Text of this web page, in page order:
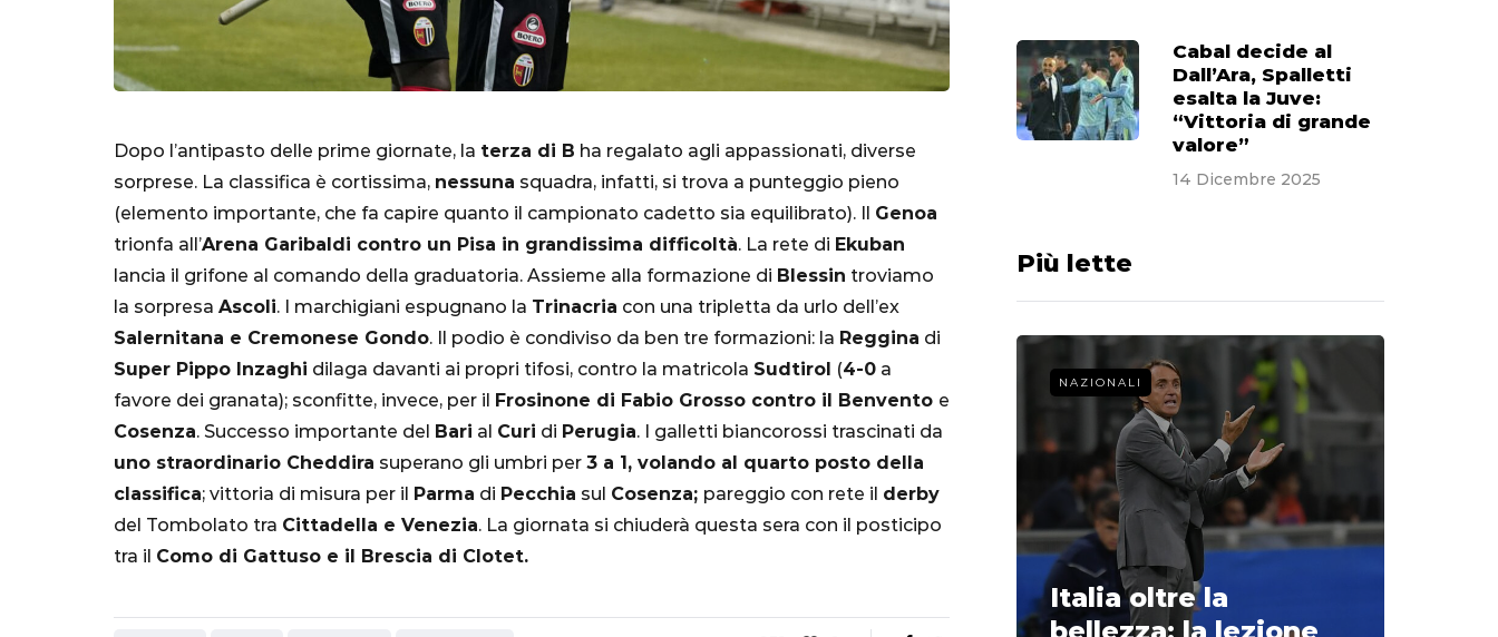
Dopo l’antipasto delle prime giornate, la terza di B ha regalato agli appassionati, diverse
sorprese. La classifica è cortissima, nessuna squadra, infatti, si trova a punteggio pieno
(elemento importante, che fa capire quanto il campionato cadetto sia equilibrato). Il Genoa
trionfa all’Arena Garibaldi contro un Pisa in grandissima difficoltà. La rete di Ekuban
lancia il grifone al comando della graduatoria. Assieme alla formazione di Blessin troviamo
la sorpresa Ascoli. I marchigiani espugnano la Trinacria con una tripletta da urlo dell’ex
Salernitana e Cremonese Gondo. Il podio è condiviso da ben tre formazioni: la Reggina di
Super Pippo Inzaghi dilaga davanti ai propri tifosi, contro la matricola Sudtirol (4-0 a
favore dei granata); sconfitte, invece, per il Frosinone di Fabio Grosso contro il Benvento e
Cosenza. Successo importante del Bari al Curi di Perugia. I galletti biancorossi trascinati da
uno straordinario Cheddira superano gli umbri per 3 a 1, volando al quarto posto della
classifica; vittoria di misura per il Parma di Pecchia sul Cosenza; pareggio con rete il derby
del Tombolato tra Cittadella e Venezia. La giornata si chiuderà questa sera con il posticipo
tra il Como di Gattuso e il Brescia di Clotet.
Cabal decide al
Dall’Ara, Spalletti
esalta la Juve:
“Vittoria di grande
valore”
14 Dicembre 2025
Più lette
SERIE A
Lautaro Martinez,
parla l'agente:
MONDIALE NAZIONALI
Italia oltre la